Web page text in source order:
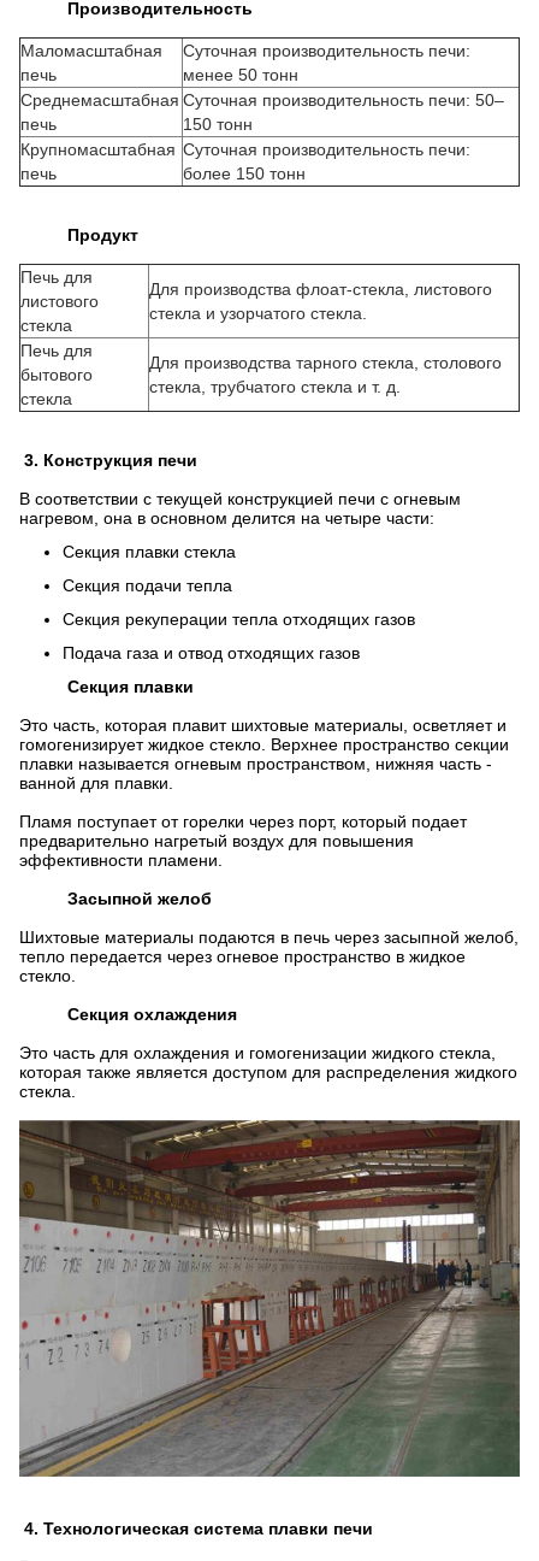
Производительность
Маломасштабная
печь
Суточная производительность печи:
менее 50 тонн
Среднемасштабная
печь
Суточная производительность печи: 50–
150 тонн
Крупномасштабная
печь
Суточная производительность печи:
более 150 тонн
Продукт
Печь для
листового
стекла
Для производства флоат-стекла, листового
стекла и узорчатого стекла.
Печь для
бытового
стекла
Для производства тарного стекла, столового
стекла, трубчатого стекла и т. д.
3. Конструкция печи
В соответствии с текущей конструкцией печи с огневым
нагревом, она в основном делится на четыре части:
Секция плавки стекла
Секция подачи тепла
Секция рекуперации тепла отходящих газов
Подача газа и отвод отходящих газов
Секция плавки
Это часть, которая плавит шихтовые материалы, осветляет и
гомогенизирует жидкое стекло. Верхнее пространство секции
плавки называется огневым пространством, нижняя часть -
ванной для плавки.
Пламя поступает от горелки через порт, который подает
предварительно нагретый воздух для повышения
эффективности пламени.
Засыпной желоб
Шихтовые материалы подаются в печь через засыпной желоб,
тепло передается через огневое пространство в жидкое
стекло.
Секция охлаждения
Это часть для охлаждения и гомогенизации жидкого стекла,
которая также является доступом для распределения жидкого
стекла.
4. Технологическая система плавки печи